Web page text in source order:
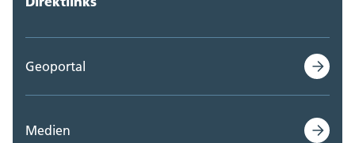
Geoportal
Medien